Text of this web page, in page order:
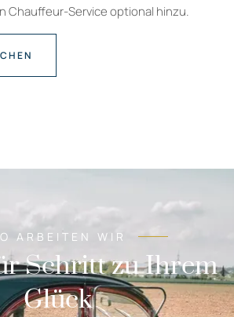
Chauffeur-Service optional hinzu.
ARBEITEN WIR
Schritt zu Ihrem
Glück